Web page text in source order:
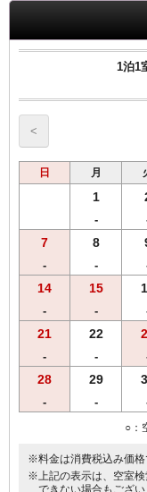
※ご予定の変更により
でのご案内となります
■女性にちょっと嬉しい
ヒーリング・コスメ系
※グッズ内容は予告な
い。
※男性のお客様にはご
約ください。
・ウェルカムドリンク
用意！
・全室インターネット
1泊1
<
日 月
1
-
7
-
8
-
14
-
15
-
21
-
22
-
28
-
29
-
○：
※料金は消費税込み価格
※上記の表示は、空室検